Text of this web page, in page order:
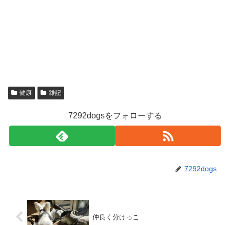
健康 雑記
7292dogsをフォローする
7292dogs
仲良く分けっこ